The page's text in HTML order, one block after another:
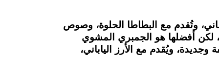
وتُقدم مع البطاطا الحلوة، وصوص
لكن أفضلها هو الجمبري المشوي
ويُقدم مع الأرز الياباني،